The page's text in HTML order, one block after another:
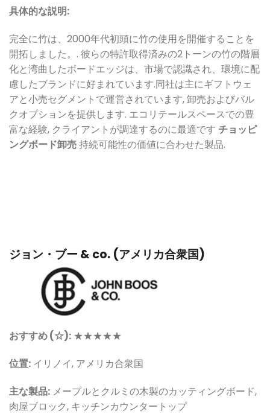
具体的な説明:
完全に竹は、2000年代初頭に竹の使用を開催することを
開拓しました。. 彼らの特許取得済みの2トーンの竹の階層
化と湾曲したボードエッジは、市場で認識され、環境に配
慮したブランドに好まれています.同社は主にギフトウェ
アと小売セグメントで運営されています, 卸売およびバル
クオプションを提供します. エコリテールスペースでの豊
富な経験, クライアントが調達するのに最適です チョッピ
ングボード卸売持続可能性の価値に合わせた製品.
ジョン・ブー & co. (アメリカ合衆国)
おすすめ (☆): ★★★★★
位置: イリノイ, アメリカ合衆国
主な製品: メープルとクルミの木製のカッティングボード,
肉屋ブロック, キッチンカウンタートップ